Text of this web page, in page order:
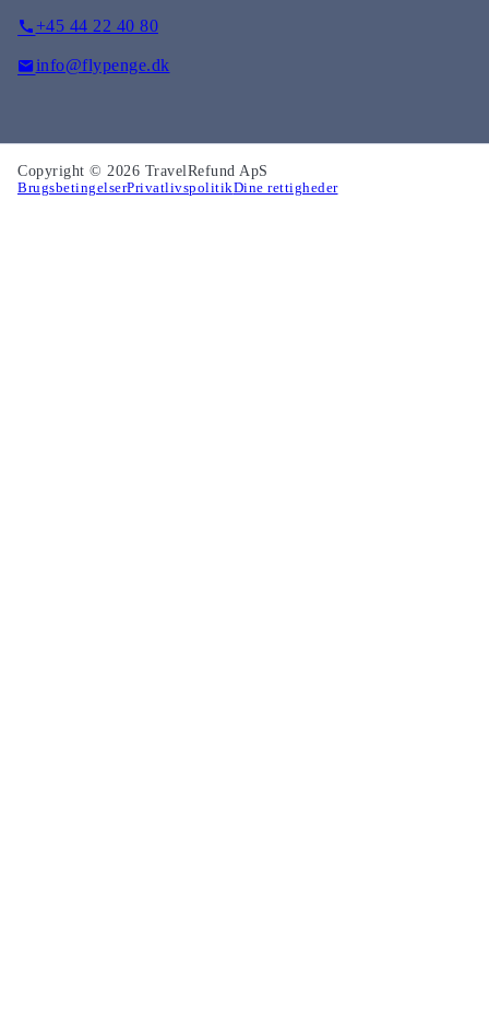
+45 44 22 40 80
info@flypenge.dk
Copyright © 2026 TravelRefund ApS
BrugsbetingelserPrivatlivspolitikDine rettigheder